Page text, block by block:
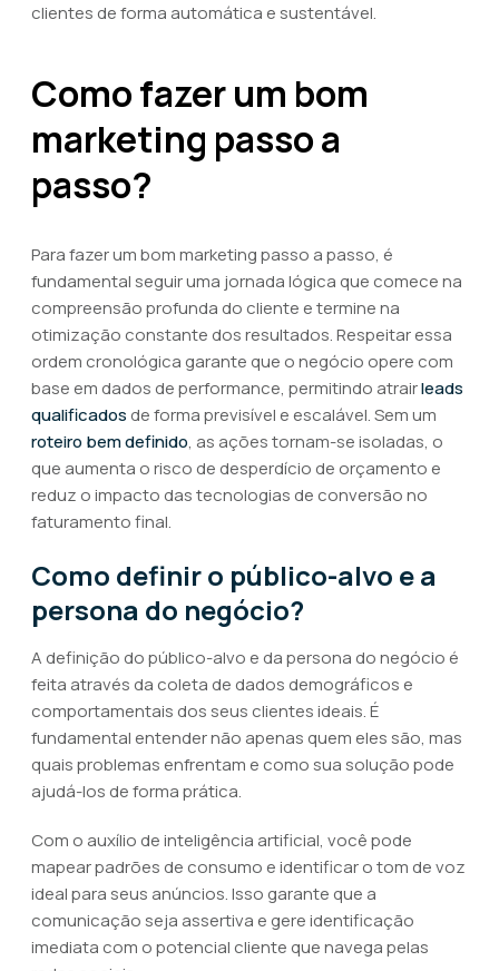
clientes de forma automática e sustentável.
Como fazer um bom
marketing passo a
passo?
Para fazer um bom marketing passo a passo, é
fundamental seguir uma jornada lógica que comece na
compreensão profunda do cliente e termine na
otimização constante dos resultados. Respeitar essa
ordem cronológica garante que o negócio opere com
base em dados de performance, permitindo atrairleads
qualificados de forma previsível e escalável. Sem um
roteiro bem definido, as ações tornam-se isoladas, o
que aumenta o risco de desperdício de orçamento e
reduz o impacto das tecnologias de conversão no
faturamento final.
Como definir o público-alvo e a
persona do negócio?
A definição do público-alvo e da persona do negócio é
feita através da coleta de dados demográficos e
comportamentais dos seus clientes ideais. É
fundamental entender não apenas quem eles são, mas
quais problemas enfrentam e como sua solução pode
ajudá-los de forma prática.
Com o auxílio de inteligência artificial, você pode
mapear padrões de consumo e identificar o tom de voz
ideal para seus anúncios. Isso garante que a
comunicação seja assertiva e gere identificação
imediata com o potencial cliente que navega pelas